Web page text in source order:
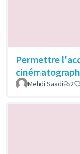
Permettre
Mehdi Saadi 2